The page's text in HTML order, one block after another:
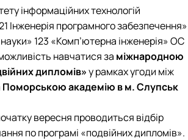
інформаційних технологій
Інженерія програмного
123 «Комп’ютерна інженерія» ОС
навчатися за міжнародною
дипломів»у рамках угоди між
Поморською академію в м. Слупськ
вересня проводиться відбір
по програмі «подвійних дипломів».